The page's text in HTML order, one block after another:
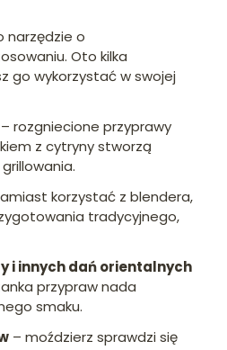
narzędzie o
Oto kilka
go wykorzystać w swojej
– rozgniecione przyprawy
z cytryny stworzą
korzystać z blendera,
tradycyjnego,
i innych dań orientalnych
przypraw nada
smaku.
– moździerz sprawdzi się